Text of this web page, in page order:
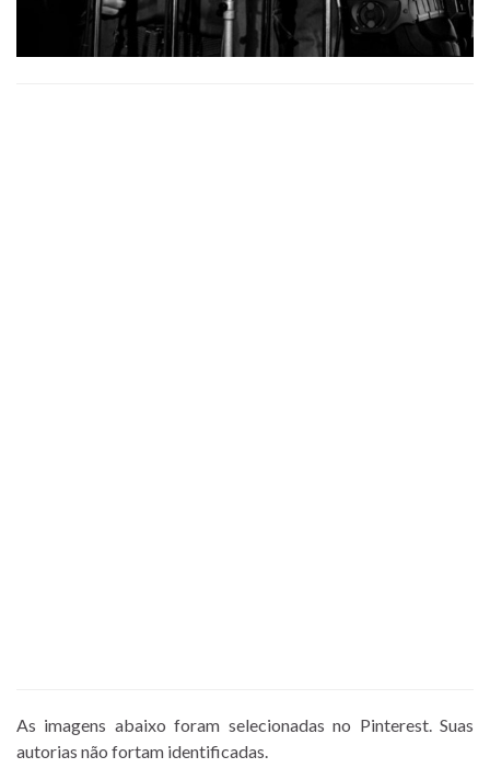
As imagens abaixo foram selecionadas no Pinterest. Suas
autorias não fortam identificadas.